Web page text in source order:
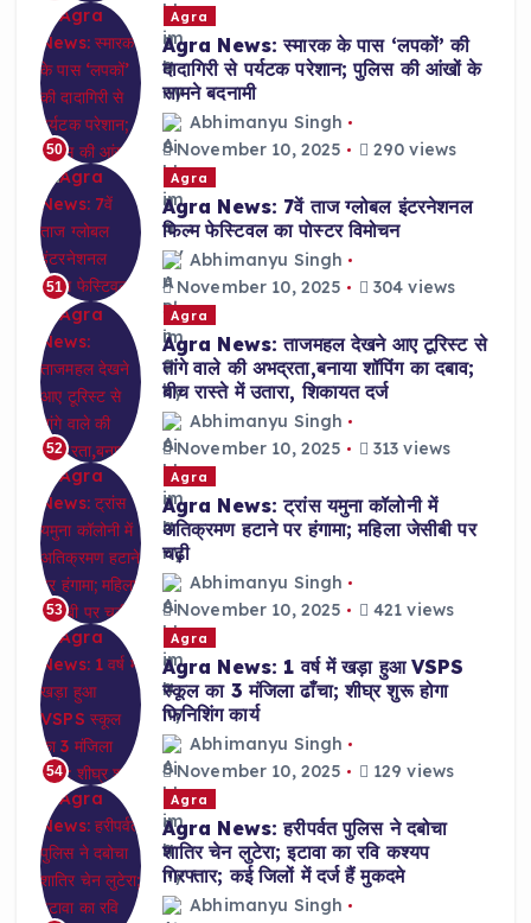
50
Agra
Agra News: स्मारक के पास ‘लपकों’ की
दादागिरी से पर्यटक परेशान; पुलिस की आंखों के
सामने बदनामी
Abhimanyu Singh
November 10, 2025
290 views
51
Agra
Agra News: 7वें ताज ग्लोबल इंटरनेशनल
फिल्म फेस्टिवल का पोस्टर विमोचन
Abhimanyu Singh
November 10, 2025
304 views
52
Agra
Agra News: ताजमहल देखने आए टूरिस्ट से
तांगे वाले की अभद्रता,बनाया शॉपिंग का दबाव;
बीच रास्ते में उतारा, शिकायत दर्ज
Abhimanyu Singh
November 10, 2025
313 views
53
Agra
Agra News: ट्रांस यमुना कॉलोनी में
अतिक्रमण हटाने पर हंगामा; महिला जेसीबी पर
चढ़ी
Abhimanyu Singh
November 10, 2025
421 views
54
Agra
Agra News: 1 वर्ष में खड़ा हुआ VSPS
स्कूल का 3 मंजिला ढाँचा; शीघ्र शुरू होगा
फिनिशिंग कार्य
Abhimanyu Singh
November 10, 2025
129 views
Agra
Agra News: हरीपर्वत पुलिस ने दबोचा
शातिर चेन लुटेरा; इटावा का रवि कश्यप
गिरफ्तार; कई जिलों में दर्ज हैं मुकदमे
Abhimanyu Singh